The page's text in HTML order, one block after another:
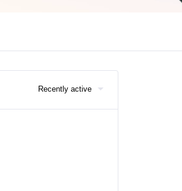
Recently active